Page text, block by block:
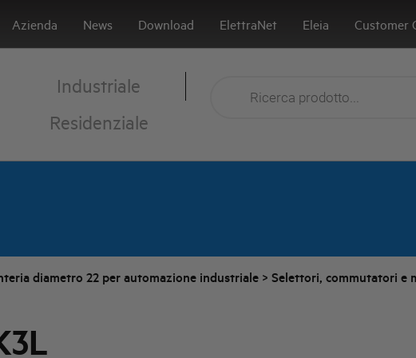
Azienda News Download ElettraNet Eleia Customer
Industriale
Residenziale
diametro 22 per automazione industriale > Selettori, commutatori e